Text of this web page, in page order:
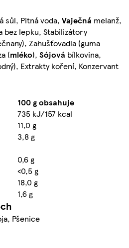
sůl, Pitná voda, Vaječná melanž,
bez lepku, Stabilizátory
Zahušťovadla (guma
(mléko), Sójová bílkovina,
Extrakty koření, Konzervant
100 g obsahuje
735 kJ/157 kcal
11,0 g
3,8 g
0,6 g
<0,5 g
18,0 g
1,6 g
Pšenice